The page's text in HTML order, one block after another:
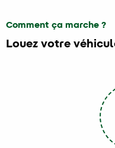
Comment ça marche ?
Louez votre